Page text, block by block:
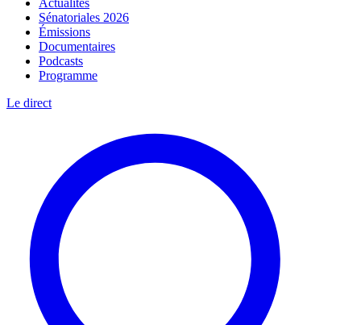
Actualités
Sénatoriales 2026
Émissions
Documentaires
Podcasts
Programme
Le direct